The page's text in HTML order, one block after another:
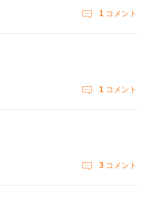
1 コメント
1 コメント
3 コメント